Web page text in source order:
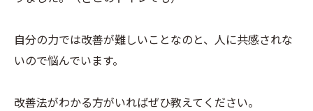
自分の力では改善が難しいことなのと、人に共感されな
いので悩んでいます。
改善法がわかる方がいればぜひ教えてください。